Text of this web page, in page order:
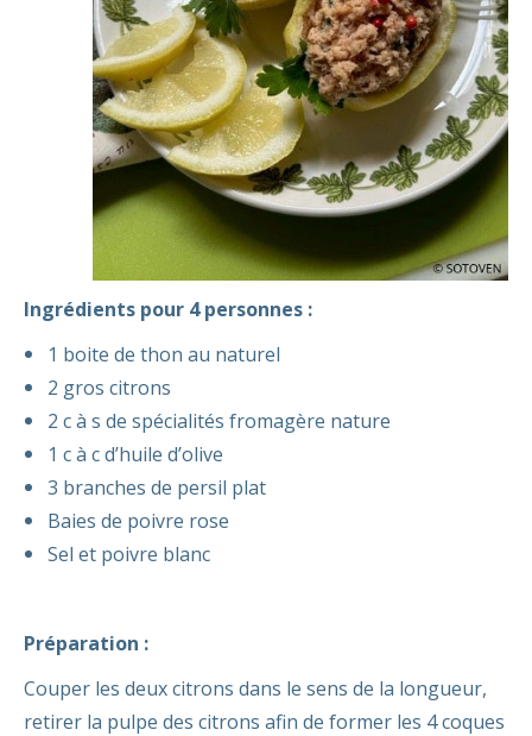
Ingrédients pour 4 personnes :
1 boite de thon au naturel
2 gros citrons
2 c à s de spécialités fromagère nature
1 c à c d’huile d’olive
3 branches de persil plat
Baies de poivre rose
Sel et poivre blanc
Préparation :
Couper les deux citrons dans le sens de la longueur,
retirer la pulpe des citrons afin de former les 4 coques